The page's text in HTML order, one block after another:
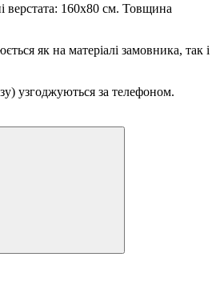
верстата: 160х80 см. Товщина
як на матеріалі замовника, так і
узгоджуються за телефоном.